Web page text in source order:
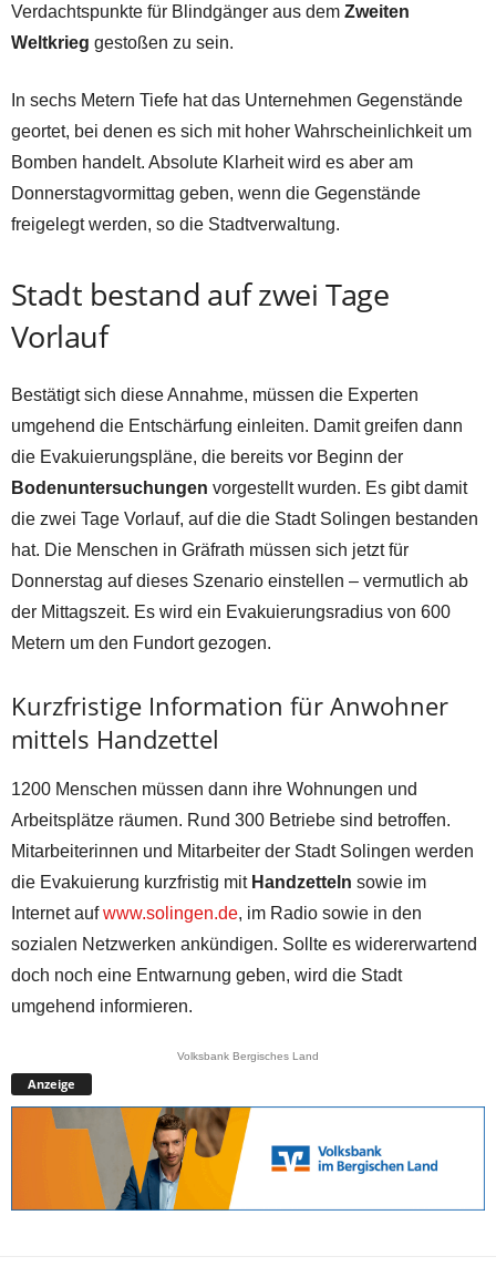
Verdachtspunkte für Blindgänger aus dem Zweiten
Weltkrieg gestoßen zu sein.
In sechs Metern Tiefe hat das Unternehmen Gegenstände
geortet, bei denen es sich mit hoher Wahrscheinlichkeit um
Bomben handelt. Absolute Klarheit wird es aber am
Donnerstagvormittag geben, wenn die Gegenstände
freigelegt werden, so die Stadtverwaltung.
Stadt bestand auf zwei Tage
Vorlauf
Bestätigt sich diese Annahme, müssen die Experten
umgehend die Entschärfung einleiten. Damit greifen dann
die Evakuierungspläne, die bereits vor Beginn der
Bodenuntersuchungen vorgestellt wurden. Es gibt damit
die zwei Tage Vorlauf, auf die die Stadt Solingen bestanden
hat. Die Menschen in Gräfrath müssen sich jetzt für
Donnerstag auf dieses Szenario einstellen – vermutlich ab
der Mittagszeit. Es wird ein Evakuierungsradius von 600
Metern um den Fundort gezogen.
Kurzfristige Information für Anwohner
mittels Handzettel
1200 Menschen müssen dann ihre Wohnungen und
Arbeitsplätze räumen. Rund 300 Betriebe sind betroffen.
Mitarbeiterinnen und Mitarbeiter der Stadt Solingen werden
die Evakuierung kurzfristig mit Handzetteln sowie im
Internet aufwww.solingen.de, im Radio sowie in den
sozialen Netzwerken ankündigen. Sollte es widererwartend
doch noch eine Entwarnung geben, wird die Stadt
umgehend informieren.
Volksbank Bergisches Land
Anzeige